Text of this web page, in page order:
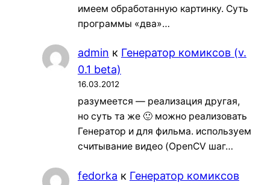
имеем обработанную картинку. Суть
программы «два»…
admin к Генератор комиксов (v.
0.1 beta)
16.03.2012
разумеется — реализация другая,
но суть та же 🙂 можно реализовать
Генератор и для фильма. используем
считывание видео (OpenCV шаг…
fedorka к Генератор комиксов